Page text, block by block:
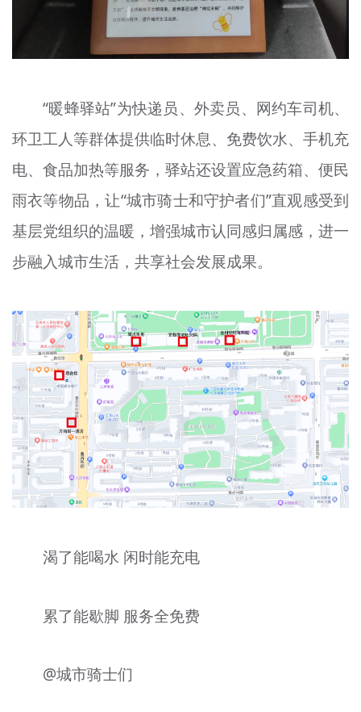
“暖蜂驿站”为快递员、外卖员、网约车司机、
环卫工人等群体提供临时休息、免费饮水、手机充
电、食品加热等服务，驿站还设置应急药箱、便民
雨衣等物品，让“城市骑士和守护者们”直观感受到
基层党组织的温暖，增强城市认同感归属感，进一
步融入城市生活，共享社会发展成果。
渴了能喝水 闲时能充电
累了能歇脚 服务全免费
@城市骑士们